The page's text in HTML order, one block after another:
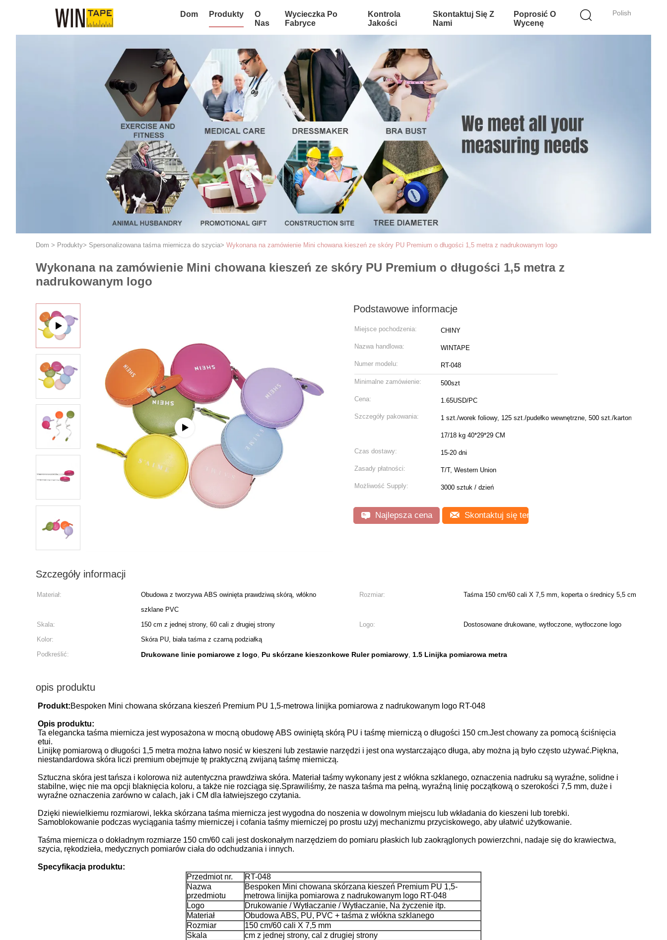
Polish
Dom Produkty
O
Nas
Wycieczka Po
Fabryce
Kontrola
Jakości
Skontaktuj Się Z
Nami
Poprosić O
Wycenę
Dom > Produkty> Spersonalizowana taśma miernicza do szycia> Wykonana na zamówienie Mini chowana kieszeń ze skóry PU Premium o długości 1,5 metra z nadrukowanym logo
Wykonana na zamówienie Mini chowana kieszeń ze skóry PU Premium o długości 1,5 metra z
nadrukowanym logo
Podstawowe informacje
Miejsce pochodzenia: CHINY
Nazwa handlowa: WINTAPE
Numer modelu: RT-048
Minimalne zamówienie: 500szt
Cena: 1.65USD/PC
Szczegóły pakowania: 1 szt./worek foliowy, 125 szt./pudełko wewnętrzne, 500 szt./karton
17/18 kg 40*29*29 CM
Czas dostawy: 15-20 dni
Zasady płatności: T/T, Western Union
Możliwość Supply: 3000 sztuk / dzień
Najlepsza cena Skontaktuj się teraz
Szczegóły informacji
Materiał:
Obudowa z tworzywa ABS owinięta prawdziwą skórą, włókno
szklane PVC
Rozmiar: Taśma 150 cm/60 cali X 7,5 mm, koperta o średnicy 5,5 cm
Skala: 150 cm z jednej strony, 60 cali z drugiej strony Logo:
Dostosowane drukowane, wytłoczone, wytłoczone logo
Kolor:
Skóra PU, biała taśma z czarną podziałką
Podkreślić:
Drukowane linie pomiarowe z logo, Pu skórzane kieszonkowe Ruler pomiarowy, 1.5 Linijka pomiarowa metra
opis produktu
Produkt:Bespoken Mini chowana skórzana kieszeń Premium PU 1,5-metrowa linijka pomiarowa z nadrukowanym logo RT-048
Opis produktu:
Ta elegancka taśma miernicza jest wyposażona w mocną obudowę ABS owiniętą skórą PU i taśmę mierniczą o długości 150 cm.Jest chowany za pomocą ściśnięcia
etui.
Linijkę pomiarową o długości 1,5 metra można łatwo nosić w kieszeni lub zestawie narzędzi i jest ona wystarczająco długa, aby można ją było często używać.Piękna,
niestandardowa skóra liczi premium obejmuje tę praktyczną zwijaną taśmę mierniczą.
Sztuczna skóra jest tańsza i kolorowa niż autentyczna prawdziwa skóra. Materiał taśmy wykonany jest z włókna szklanego, oznaczenia nadruku są wyraźne, solidne i
stabilne, więc nie ma opcji blaknięcia koloru, a także nie rozciąga się.Sprawiliśmy, że nasza taśma ma pełną, wyraźną linię początkową o szerokości 7,5 mm, duże i
wyraźne oznaczenia zarówno w calach, jak i CM dla łatwiejszego czytania.
Dzięki niewielkiemu rozmiarowi, lekka skórzana taśma miernicza jest wygodna do noszenia w dowolnym miejscu lub wkładania do kieszeni lub torebki.
Samoblokowanie podczas wyciągania taśmy mierniczej i cofania taśmy mierniczej po prostu użyj mechanizmu przyciskowego, aby ułatwić użytkowanie.
Taśma miernicza o dokładnym rozmiarze 150 cm/60 cali jest doskonałym narzędziem do pomiaru płaskich lub zaokrąglonych powierzchni, nadaje się do krawiectwa,
szycia, rękodzieła, medycznych pomiarów ciała do odchudzania i innych.
Specyfikacja produktu:
Przedmiot nr.
RT-048
Nazwa
przedmiotu
Bespoken Mini chowana skórzana kieszeń Premium PU 1,5-
metrowa linijka pomiarowa z nadrukowanym logo RT-048
Logo
Drukowanie / Wytłaczanie / Wytłaczanie, Na życzenie itp.
Materiał
Obudowa ABS, PU, ​​PVC + taśma z włókna szklanego
Rozmiar
150 cm/60 cali X 7,5 mm
Skala
cm z jednej strony, cal z drugiej strony